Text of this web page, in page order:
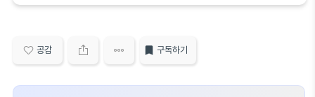
기주인공 양남진은 작은 어촌 마을에서 인력사무소를 운
해 뒤바뀌게 됩니다. 이 드라마는 이러한 양남진의 운명 ..
공감 구독하기